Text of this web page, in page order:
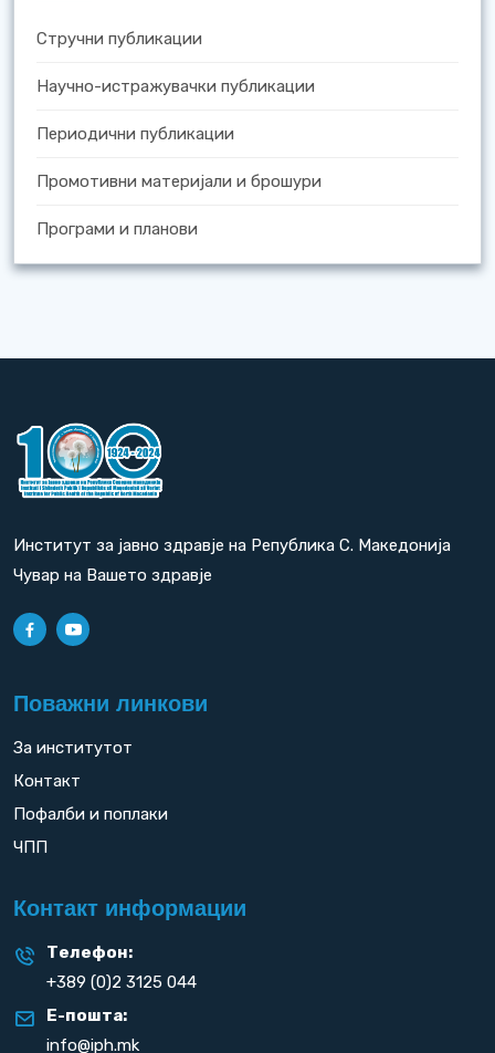
Стручни публикации
Научно-истражувачки публикации
Периодични публикации
Промотивни материјали и брошури
Програми и планови
Институт за јавно здравје на Република С. Македонија
Чувар на Вашето здравје
Поважни линкови
За институтот
Контакт
Пофалби и поплаки
ЧПП
Контакт информации
Телефон:
+389 (0)2 3125 044
Е-пошта:
info@iph.mk